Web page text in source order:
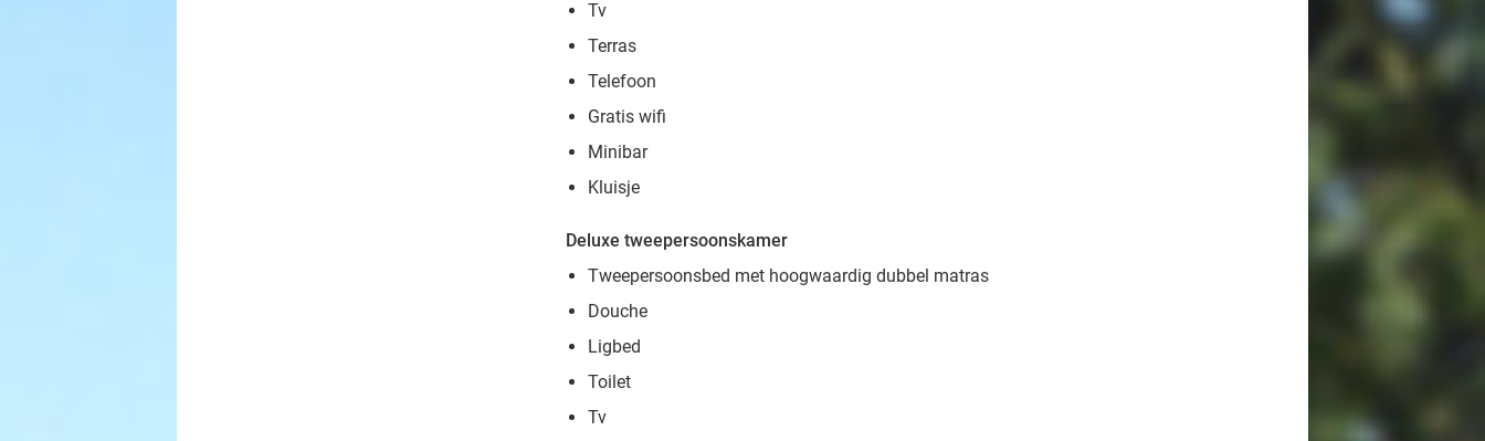
Tv
Terras
Telefoon
Gratis wifi
Minibar
Kluisje
Deluxe tweepersoonskamer
Tweepersoonsbed met hoogwaardig dubbel matras
Douche
Ligbed
Toilet
Tv